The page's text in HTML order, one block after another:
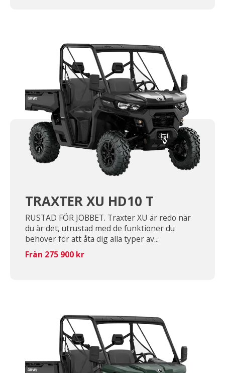
TRAXTER XU HD10 T
RUSTAD FÖR JOBBET. Traxter XU är redo när
du är det, utrustad med de funktioner du
behöver för att åta dig alla typer av...
Från 275 900 kr